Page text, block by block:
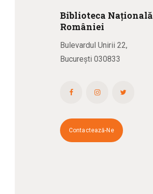
Biblioteca Națională
României
Bulevardul Unirii 22,
București 030833
Contactează-Ne